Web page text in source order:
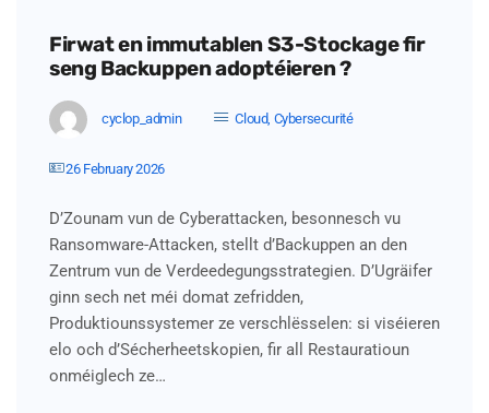
Firwat en immutablen S3-Stockage fir
seng Backuppen adoptéieren ?
cyclop_admin Cloud, Cybersecurité
26 February 2026
D’Zounam vun de Cyberattacken, besonnesch vu
Ransomware-Attacken, stellt d’Backuppen an den
Zentrum vun de Verdeedegungsstrategien. D’Ugräifer
ginn sech net méi domat zefridden,
Produktiounssystemer ze verschlësselen: si viséieren
elo och d’Sécherheetskopien, fir all Restauratioun
onméiglech ze…